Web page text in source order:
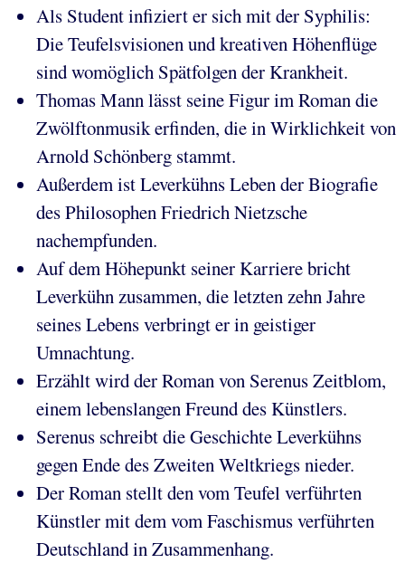
Als Student infiziert er sich mit der Syphilis:
Die Teufelsvisionen und kreativen Höhenflüge
sind womöglich Spätfolgen der Krankheit.
Thomas Mann lässt seine Figur im Roman die
Zwölftonmusik erfinden, die in Wirklichkeit von
Arnold Schönberg stammt.
Außerdem ist Leverkühns Leben der Biografie
des Philosophen Friedrich Nietzsche
nachempfunden.
Auf dem Höhepunkt seiner Karriere bricht
Leverkühn zusammen, die letzten zehn Jahre
seines Lebens verbringt er in geistiger
Umnachtung.
Erzählt wird der Roman von Serenus Zeitblom,
einem lebenslangen Freund des Künstlers.
Serenus schreibt die Geschichte Leverkühns
gegen Ende des Zweiten Weltkriegs nieder.
Der Roman stellt den vom Teufel verführten
Künstler mit dem vom Faschismus verführten
Deutschland in Zusammenhang.